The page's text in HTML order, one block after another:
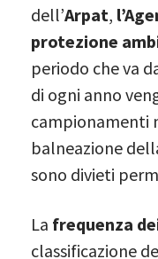
dell’Arpat,
protezione
periodo che va
di ogni anno
campionamenti
balneazione
sono divieti
La frequenza
classificazione